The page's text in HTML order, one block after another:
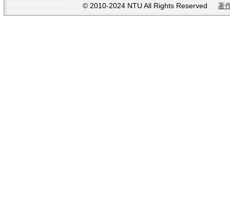
© 2010-2024 NTU All Rights Reserved 著